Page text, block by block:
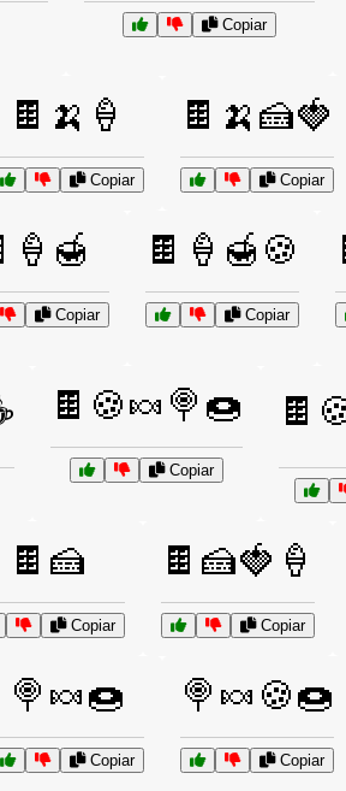
Copiar
🍫🍌🍦
Copiar
🍫🍌🍰🍓
Copiar
Copiar
🍫🍦🍯🍪
Copiar
🍫🍪🍬🍭🍩
Copiar
🍫🍰
Copiar
🍫🍰🍓🍦
Copiar
🍭🍬🍩
Copiar
🍭🍬🍪🍩
Copiar